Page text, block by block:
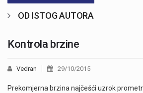
OD ISTOG AUTORA
Kontrola brzine
Vedran 29/10/2015
Prekomjerna brzina najčešći uzrok